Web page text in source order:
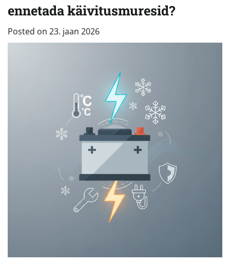
ennetada käivitusmuresid?
Posted on 23. jaan 2026